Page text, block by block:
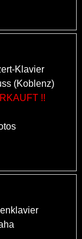
Klavier
(Koblenz)
!!